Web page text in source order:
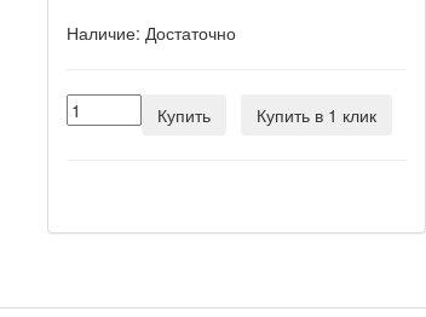
Наличие: Достаточно
Купить Купить в 1 клик